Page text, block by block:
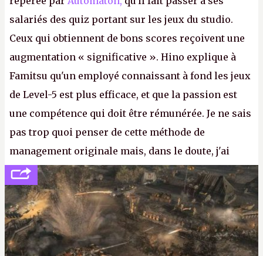
salariés des quiz portant sur les jeux du studio.
Ceux qui obtiennent de bons scores reçoivent une
augmentation « significative ». Hino explique à
Famitsu qu'un employé connaissant à fond les jeux
de Level-5 est plus efficace, et que la passion est
une compétence qui doit être rémunérée. Je ne sais
pas trop quoi penser de cette méthode de
management originale mais, dans le doute, j'ai
décidé d'apprendre par cœur les 300 derniers
numéros deCanard PCavant de demander une
augmentation à Ivan Le Fou.A.